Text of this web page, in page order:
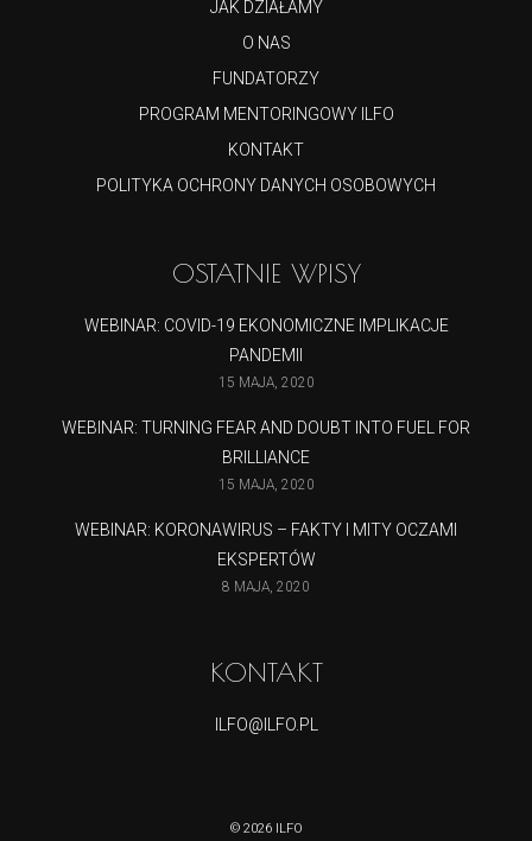
JAK DZIAŁAMY
O NAS
FUNDATORZY
PROGRAM MENTORINGOWY ILFO
KONTAKT
POLITYKA OCHRONY DANYCH OSOBOWYCH
OSTATNIE WPISY
WEBINAR: COVID-19 EKONOMICZNE IMPLIKACJE
PANDEMII
15 MAJA, 2020
WEBINAR: TURNING FEAR AND DOUBT INTO FUEL FOR
BRILLIANCE
15 MAJA, 2020
WEBINAR: KORONAWIRUS – FAKTY I MITY OCZAMI
EKSPERTÓW
8 MAJA, 2020
KONTAKT
ILFO@ILFO.PL
© 2026 ILFO